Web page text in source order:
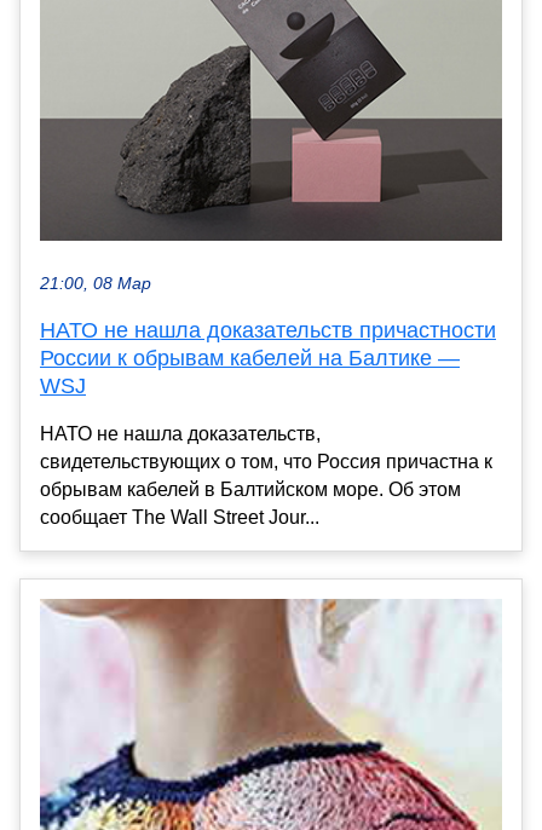
21:00, 08 Мар
НАТО не нашла доказательств причастности
России к обрывам кабелей на Балтике —
WSJ
НАТО не нашла доказательств,
свидетельствующих о том, что Россия причастна к
обрывам кабелей в Балтийском море. Об этом
сообщает The Wall Street Jour...